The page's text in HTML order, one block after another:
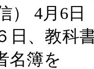
）
4月 6 日
、教科
名簿を